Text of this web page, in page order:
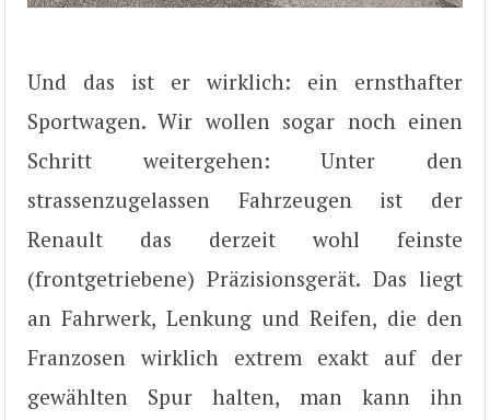
Und das ist er wirklich: ein ernsthafter
Sportwagen. Wir wollen sogar noch einen
Schritt weitergehen: Unter den
strassenzugelassen Fahrzeugen ist der
Renault das derzeit wohl feinste
(frontgetriebene) Präzisionsgerät. Das liegt
an Fahrwerk, Lenkung und Reifen, die den
Franzosen wirklich extrem exakt auf der
gewählten Spur halten, man kann ihn